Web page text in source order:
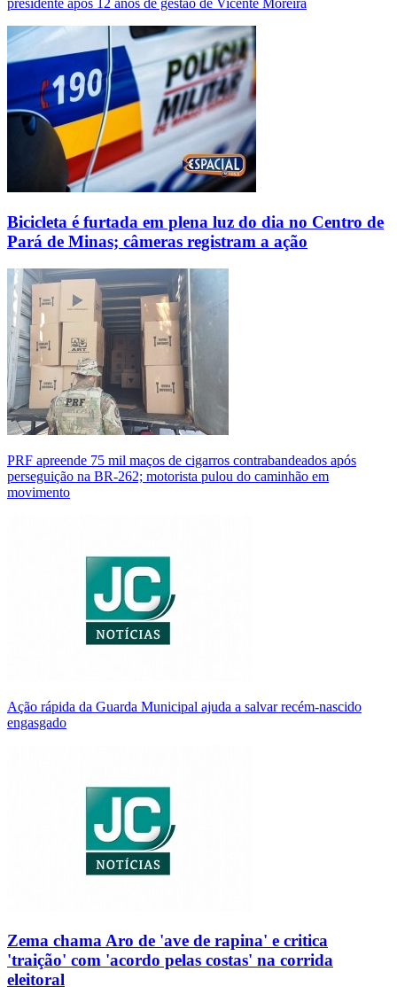
presidente após 12 anos de gestão de Vicente Moreira
Bicicleta é furtada em plena luz do dia no Centro de
Pará de Minas; câmeras registram a ação
PRF apreende 75 mil maços de cigarros contrabandeados após
perseguição na BR-262; motorista pulou do caminhão em
movimento
Ação rápida da Guarda Municipal ajuda a salvar recém-nascido
engasgado
Zema chama Aro de 'ave de rapina' e critica
'traição' com 'acordo pelas costas' na corrida
eleitoral